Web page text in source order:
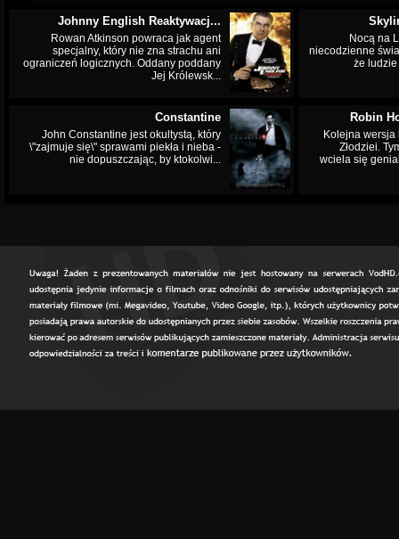
Johnny English Reaktywacj...
Rowan Atkinson powraca jak agent
specjalny, który nie zna strachu ani
ograniczeń logicznych. Oddany poddany
Jej Królewsk...
Nocą na
niecodzienne
że
Constantine
John Constantine jest okultystą, który
\"zajmuje się\" sprawami piekła i nieba -
nie dopuszczając, by ktokolwi...
Robin
Kolejna wersja
Złodziei.
wciela się